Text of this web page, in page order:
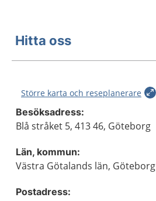
Hitta oss
Större karta och reseplanerare
Besöksadress:
Blå stråket 5, 413 46, Göteborg
Län, kommun:
Västra Götalands län, Göteborg
Postadress: